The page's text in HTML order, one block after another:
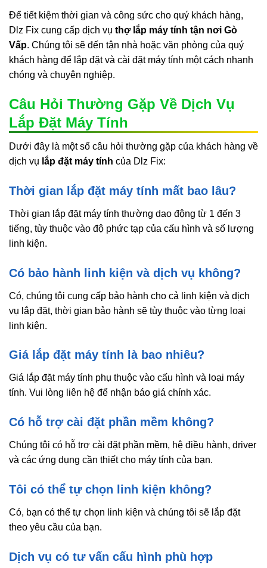
Để tiết kiệm thời gian và công sức cho quý khách hàng,
Dlz Fix cung cấp dịch vụ thợ lắp máy tính tận nơi Gò
Vấp. Chúng tôi sẽ đến tận nhà hoặc văn phòng của quý
khách hàng để lắp đặt và cài đặt máy tính một cách nhanh
chóng và chuyên nghiệp.
Câu Hỏi Thường Gặp Về Dịch Vụ
Lắp Đặt Máy Tính
Dưới đây là một số câu hỏi thường gặp của khách hàng về
dịch vụ lắp đặt máy tính của Dlz Fix:
Thời gian lắp đặt máy tính mất bao lâu?
Thời gian lắp đặt máy tính thường dao động từ 1 đến 3
tiếng, tùy thuộc vào độ phức tạp của cấu hình và số lượng
linh kiện.
Có bảo hành linh kiện và dịch vụ không?
Có, chúng tôi cung cấp bảo hành cho cả linh kiện và dịch
vụ lắp đặt, thời gian bảo hành sẽ tùy thuộc vào từng loại
linh kiện.
Giá lắp đặt máy tính là bao nhiêu?
Giá lắp đặt máy tính phụ thuộc vào cấu hình và loại máy
tính. Vui lòng liên hệ để nhận báo giá chính xác.
Có hỗ trợ cài đặt phần mềm không?
Chúng tôi có hỗ trợ cài đặt phần mềm, hệ điều hành, driver
và các ứng dụng cần thiết cho máy tính của bạn.
Tôi có thể tự chọn linh kiện không?
Có, bạn có thể tự chọn linh kiện và chúng tôi sẽ lắp đặt
theo yêu cầu của bạn.
Dịch vụ có tư vấn cấu hình phù hợp